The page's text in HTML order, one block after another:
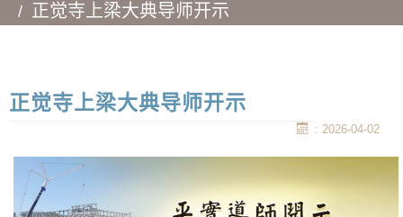
正觉寺上梁大典导师开示
正觉寺上梁大典导师开示
: 2026-04-02